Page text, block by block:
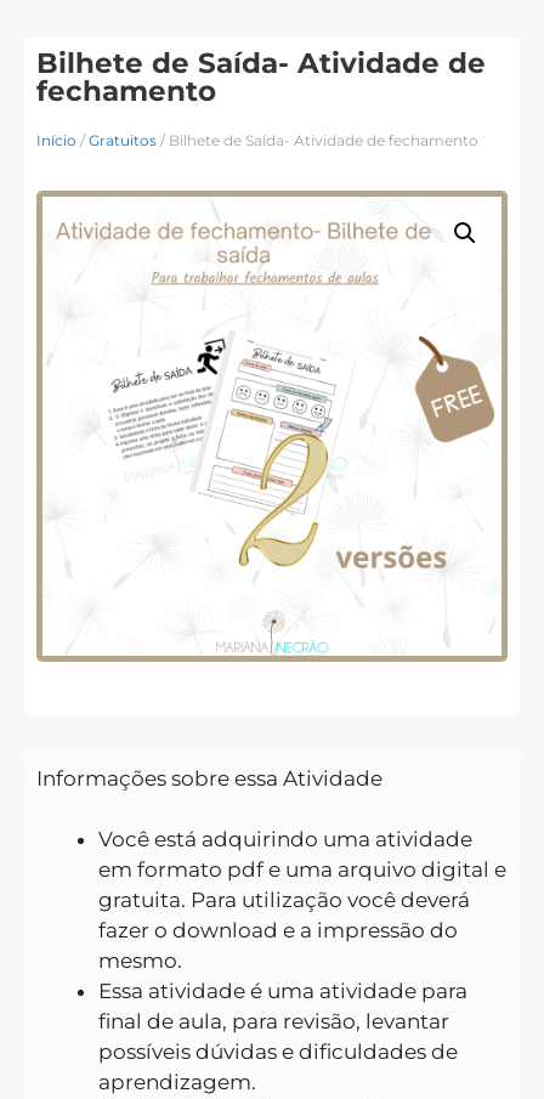
Bilhete de Saída- Atividade de
fechamento
Início / Gratuitos / Bilhete de Saída- Atividade de fechamento
Informações sobre essa Atividade
Você está adquirindo uma atividade
em formato pdf e uma arquivo digital e
gratuita. Para utilização você deverá
fazer o download e a impressão do
mesmo.
Essa atividade é uma atividade para
final de aula, para revisão, levantar
possíveis dúvidas e dificuldades de
aprendizagem.